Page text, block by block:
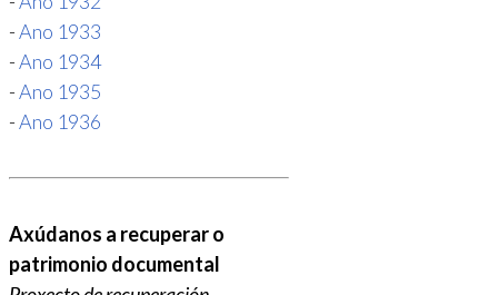
-Ano 1933
-Ano 1934
-Ano 1935
-Ano 1936
Axúdanos a recuperar o
patrimonio documental